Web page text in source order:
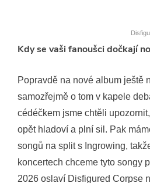
Kdy se vaši fanoušci dočkají
Popravdě na nové album ještě
samozřejmě o tom v kapele
cédéčkem jsme chtěli
opět hladoví a plní sil. Pak
songů na split s Ingrowing,
koncertech chceme tyto songy
2026 oslaví Disfigured Corpse